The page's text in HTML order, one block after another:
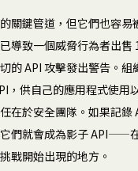
關鍵管道，但它們也容易
導致一個威脅行為者出售
的 API 攻擊發出警告。組
，供自己的應用程式使用
在於安全團隊。如果記錄
們就會成為影子 API——
戰開始出現的地方。